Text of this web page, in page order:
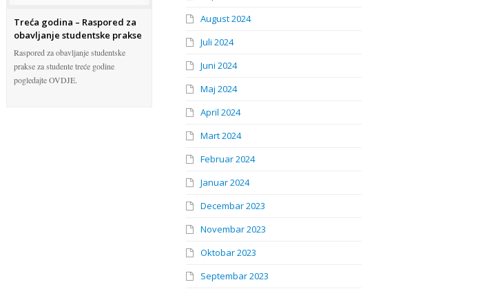
Treća godina – Raspored za
obavljanje studentske prakse
Raspored za obavljanje studentske
prakse za studente treće godine
pogledajte OVDJE.
August 2024
Juli 2024
Juni 2024
Maj 2024
April 2024
Mart 2024
Februar 2024
Januar 2024
Decembar 2023
Novembar 2023
Oktobar 2023
Septembar 2023